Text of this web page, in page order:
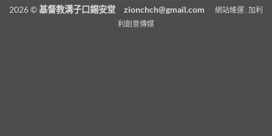
2026 ©基督教溝子口錫安堂 zionchch@gmail.com 網站維運 : 加利
利創意傳媒